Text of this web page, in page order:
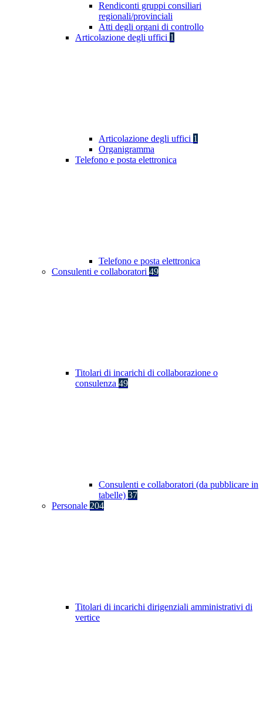
Rendiconti gruppi consiliari
regionali/provinciali
Atti degli organi di controllo
Articolazione degli uffici 1
Articolazione degli uffici 1
Organigramma
Telefono e posta elettronica
Telefono e posta elettronica
Consulenti e collaboratori 49
Titolari di incarichi di collaborazione o
consulenza 49
Consulenti e collaboratori (da pubblicare in
tabelle) 37
Personale 204
Titolari di incarichi dirigenziali amministrativi di
vertice